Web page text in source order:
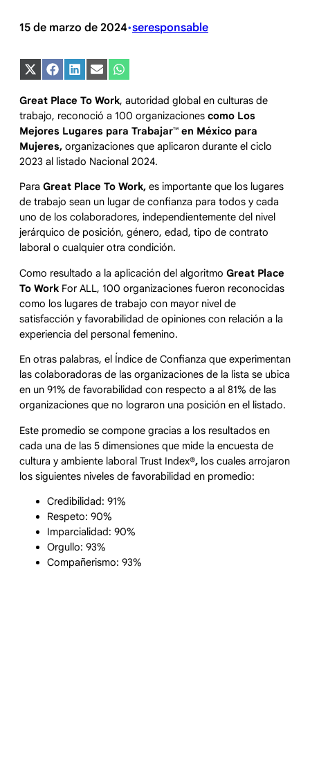
15 de marzo de 2024•seresponsable
Compartir
en
(Twitter)
Compartir
en
Compartir
en
Compartir
en
Compartir
en
Great Place To Work, autoridad global en culturas de
trabajo, reconoció a 100 organizaciones como Los
Mejores Lugares para Trabajar™ en México para
Mujeres, organizaciones que aplicaron durante el ciclo
2023 al listado Nacional 2024.
Para Great Place To Work, es importante que los lugares
de trabajo sean un lugar de confianza para todos y cada
uno de los colaboradores, independientemente del nivel
jerárquico de posición, género, edad, tipo de contrato
laboral o cualquier otra condición.
Como resultado a la aplicación del algoritmo Great Place
To Work For ALL, 100 organizaciones fueron reconocidas
como los lugares de trabajo con mayor nivel de
satisfacción y favorabilidad de opiniones con relación a la
experiencia del personal femenino.
En otras palabras, el Índice de Confianza que experimentan
las colaboradoras de las organizaciones de la lista se ubica
en un 91% de favorabilidad con respecto a al 81% de las
organizaciones que no lograron una posición en el listado.
Este promedio se compone gracias a los resultados en
cada una de las 5 dimensiones que mide la encuesta de
cultura y ambiente laboral Trust Index®, los cuales arrojaron
los siguientes niveles de favorabilidad en promedio:
Credibilidad: 91%
Respeto: 90%
Imparcialidad: 90%
Orgullo: 93%
Compañerismo: 93%